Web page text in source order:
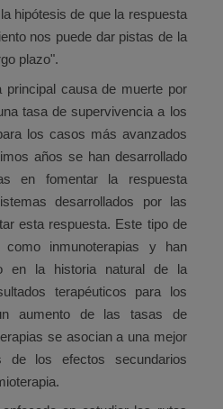
hipótesis de que la respuesta
nos puede dar pistas de la
plazo".
causa de muerte por
tasa de supervivencia a los
los casos más avanzados
años se han desarrollado
en fomentar la respuesta
desarrollados por las
esta respuesta. Este tipo de
como inmunoterapias y han
en la historia natural de la
terapéuticos para los
aumento de las tasas de
se asocian a una mejor
de los efectos secundarios